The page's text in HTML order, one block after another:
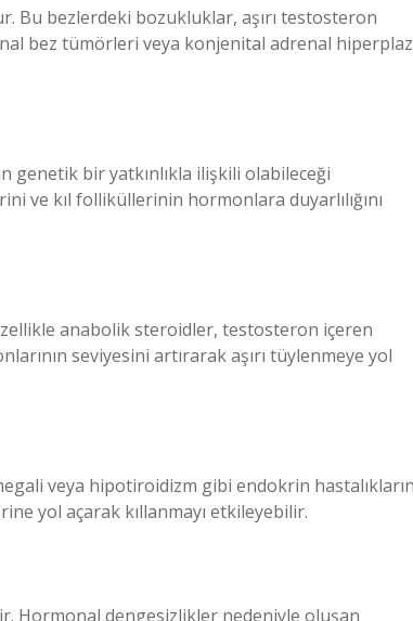
bezlerdeki bozukluklar, aşırı testosteron
bez tümörleri veya konjenital adrenal
genetik bir yatkınlıkla ilişkili olabileceği
ve kıl folliküllerinin hormonlara duyarlılığını
anabolik steroidler, testosteron içeren
seviyesini artırarak aşırı tüylenmeye yol
veya hipotiroidizm gibi endokrin
yol açarak kıllanmayı etkileyebilir.
Hormonal dengesizlikler nedeniyle oluşan